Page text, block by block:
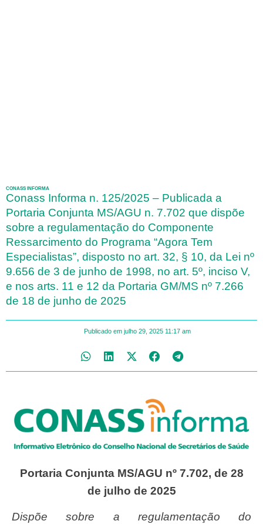
CONASS INFORMA
Conass Informa n. 125/2025 – Publicada a
Portaria Conjunta MS/AGU n. 7.702 que dispõe
sobre a regulamentação do Componente
Ressarcimento do Programa “Agora Tem
Especialistas”, disposto no art. 32, § 10, da Lei nº
9.656 de 3 de junho de 1998, no art. 5º, inciso V,
e nos arts. 11 e 12 da Portaria GM/MS nº 7.266
de 18 de junho de 2025
Publicado em julho 29, 2025 11:17 am
Portaria Conjunta MS/AGU nº 7.702, de 28
de julho de 2025
Dispõe sobre a regulamentação do